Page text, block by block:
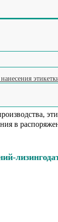
тары
мороженое
и
(яйцемашина)
покупки
лизинг.
в